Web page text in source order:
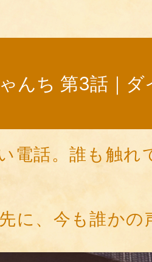
んち 第3話｜ダ
電話。誰も触れ
に、今も誰か